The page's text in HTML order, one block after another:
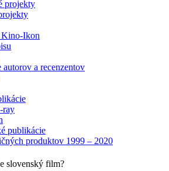
projekty
Kino-Ikon
a recenzentov
ray
publikácie
produktov 1999 – 2020
slovenský film?